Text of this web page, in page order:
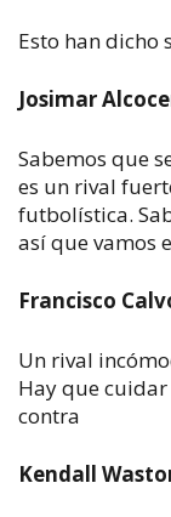
Esto han dicho
Josimar
Sabemos que
es un rival
futbolística.
así que vamos
Francisco
Un rival
Hay que
contra
Kendall